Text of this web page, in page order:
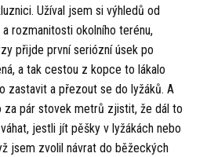
Užíval jsem si výhledů od
rozmanitosti okolního terénu,
přijde první seriózní úsek po
a tak cestou z kopce to lákalo
zastavit a přezout se do lyžáků. A
za pár stovek metrů zjistit, že dál to
jestli jít pěšky v lyžákách nebo
jsem zvolil návrat do běžeckých